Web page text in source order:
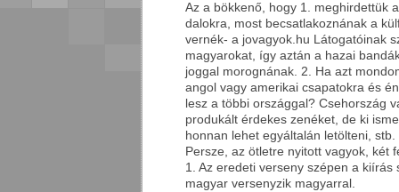
Az a bökkenő, hogy 1. meghirdettük
dalokra, most becsatlakoznának a
vernék- a jovagyok.hu Látogatóinak
magyarokat, így aztán a hazai
joggal morognának. 2. Ha azt
angol vagy amerikai csapatokra és
lesz a többi országgal? Csehország
produkált érdekes zenéket, de ki
honnan lehet egyáltalán letölteni, stb.
Persze, az ötletre nyitott vagyok, két
1. Az eredeti verseny szépen a kiírás
magyar versenyzik magyarral.